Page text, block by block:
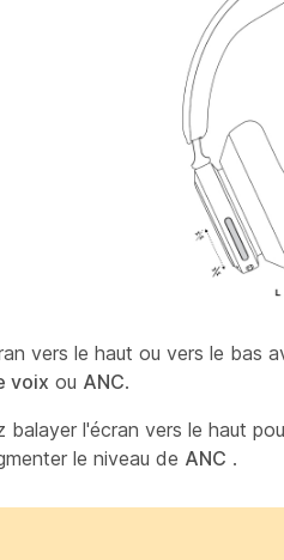
vers le haut ou vers le bas
voix ou ANC.
balayer l'écran vers le haut
le niveau de ANC .